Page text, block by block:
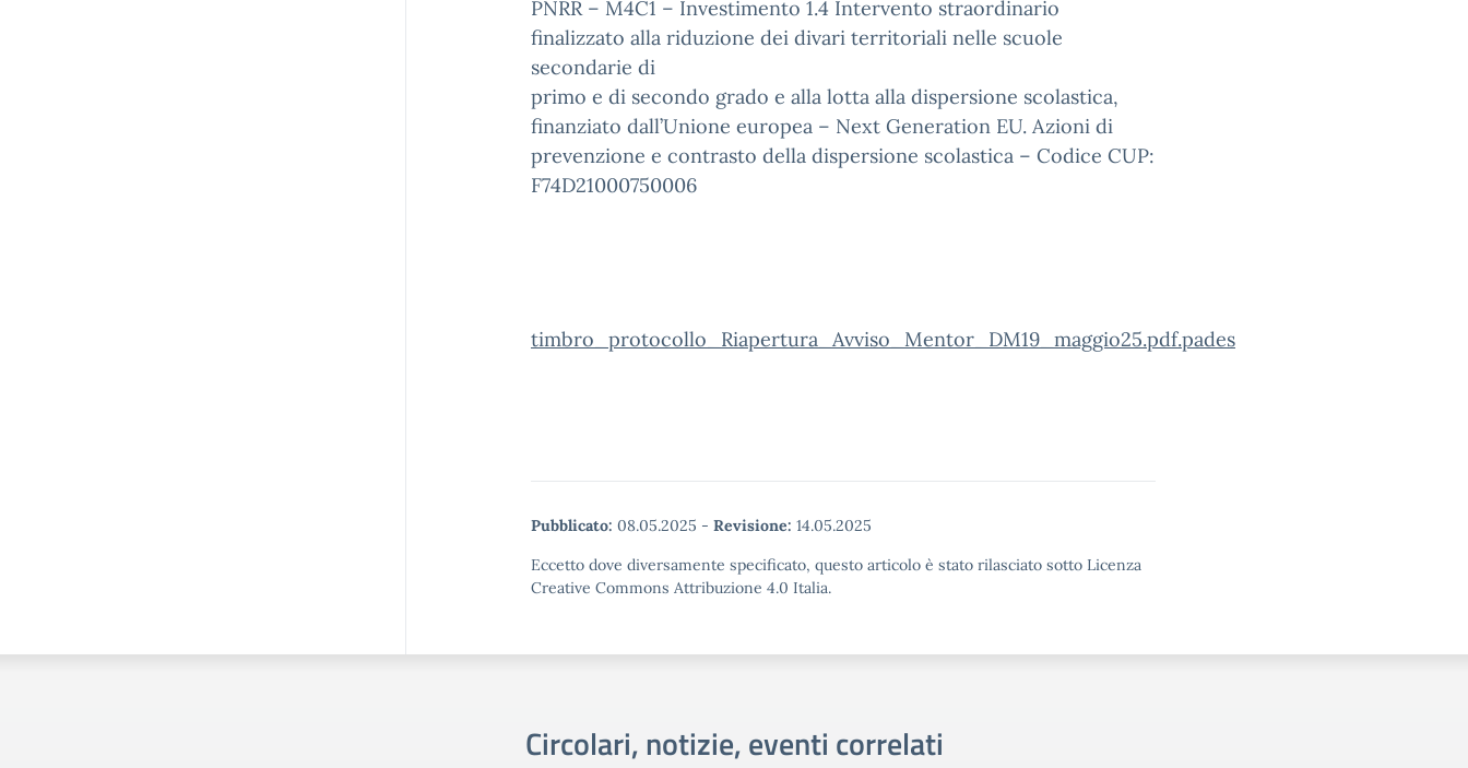
PNRR – M4C1 – Investimento 1.4 Intervento straordinario
finalizzato alla riduzione dei divari territoriali nelle scuole
secondarie di
primo e di secondo grado e alla lotta alla dispersione scolastica,
finanziato dall’Unione europea – Next Generation EU. Azioni di
prevenzione e contrasto della dispersione scolastica – Codice CUP:
F74D21000750006
timbro_protocollo_Riapertura_Avviso_Mentor_DM19_maggio25.pdf.pades
Pubblicato: 08.05.2025 - Revisione: 14.05.2025
Eccetto dove diversamente specificato, questo articolo è stato rilasciato sotto Licenza
Creative Commons Attribuzione 4.0 Italia.
Circolari, notizie, eventi correlati